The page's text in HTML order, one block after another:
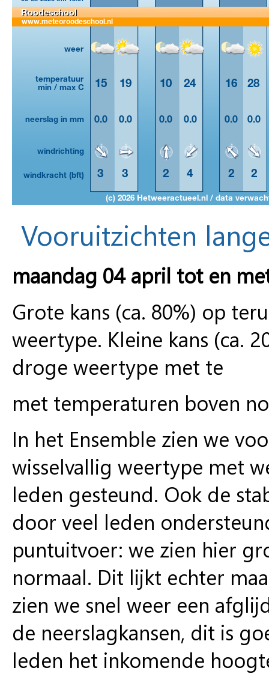
Vooruitzichten
maandag 04 april tot en
Grote kans (ca. 80%) op
weertype. Kleine kans (ca.
droge weertype met te
met temperaturen boven
In het Ensemble zien we
wisselvallig weertype met
leden gesteund. Ook de
door veel leden
puntuitvoer: we zien hier
normaal. Dit lijkt echter
zien we snel weer een
de neerslagkansen, dit is
leden het inkomende